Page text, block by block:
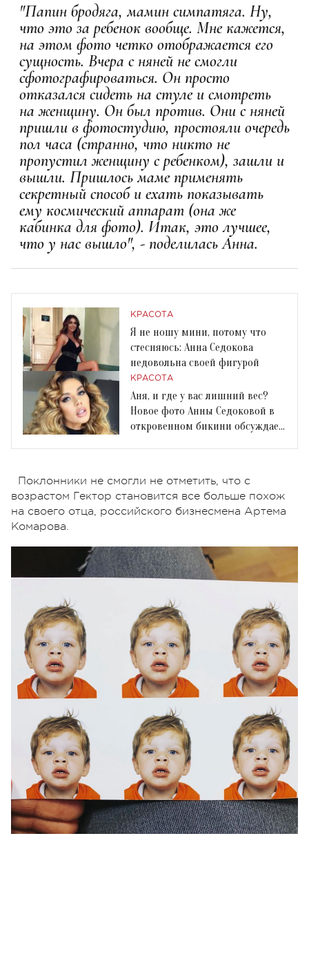
"Папин бродяга, мамин симпатяга. Ну,
что это за ребенок вообще. Мне кажется,
на этом фото четко отображается его
сущность. Вчера с няней не смогли
сфотографироваться. Он просто
отказался сидеть на стуле и смотреть
на женщину. Он был против. Они с няней
пришли в фотостудию, простояли очередь
пол часа (странно, что никто не
пропустил женщину с ребенком), зашли и
вышли. Пришлось маме применять
секретный способ и ехать показывать
ему космический аппарат (она же
кабинка для фото). Итак, это лучшее,
что у нас вышло", - поделилась Анна.
КРАСОТА
Я не ношу мини, потому что
стесняюсь: Анна Седокова
недовольна своей фигурой
КРАСОТА
Аня, и где у вас лишний вес?
Новое фото Анны Седоковой в
откровенном бикини обсуждает
Поклонники не смогли не отметить, что с
возрастом Гектор становится все больше похож
на своего отца, российского бизнесмена Артема
Комарова.